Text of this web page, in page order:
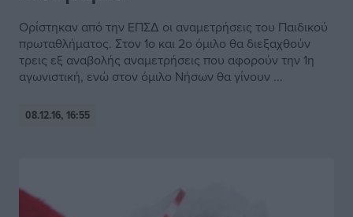
Ορίστηκαν από την ΕΠΣΔ οι αναμετρήσεις του Παιδικού
πρωταθλήματος. Στον 1ο και 2ο όμιλο θα διεξαχθούν
τρεις εξ αναβολής αναμετρήσεις που αφορούν την 1η
αγωνιστική, ενώ στον όμιλο Νήσων θα γίνουν ...
08.12.16, 16:55